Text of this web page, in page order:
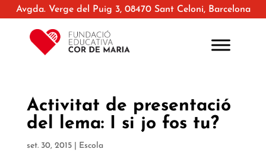
Avgda. Verge del Puig 3, 08470 Sant Celoni, Barcelona
Activitat de presentació
del lema: I si jo fos tu?
set. 30, 2015| Escola